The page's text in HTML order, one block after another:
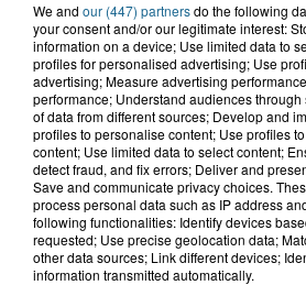
LES TITRES
TUBES DIFFUSÉS
20h35
20h35 20h31
20h31
We and our (447) partnersdo the following
your consent and/or our legitimate interest:
information on a device; Use limited data to
profiles for personalised advertising; Use
advertising; Measure advertising
performance; Understand audiences
of data from different sources; Develop and
profiles to personalise content; Use profiles
content; Use limited data to select content;
detect fraud, and fix errors; Deliver and
Save and communicate privacy choices.
process personal data such as IP address
following functionalities: Identify devices
requested; Use precise geolocation data;
other data sources; Link different devices;
information transmitted automatically.